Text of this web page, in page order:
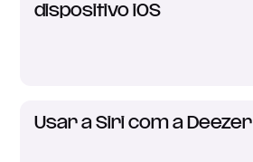
dispositivo iOS
Usar a Siri com a Deezer